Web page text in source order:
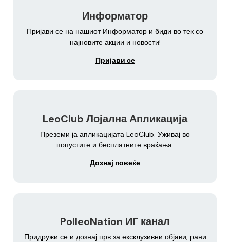
Информатор
Пријави се на нашиот Информатор и биди во тек со
најновите акции и новости!
Пријави се
LeoClub Лојална Апликација
Преземи ја апликацијата LeoClub. Уживај во
попустите и бесплатните враќања.
Дознај повеќе
PolleoNation ИГ канал
Придружи се и дознај прв за ексклузивни објави, рани